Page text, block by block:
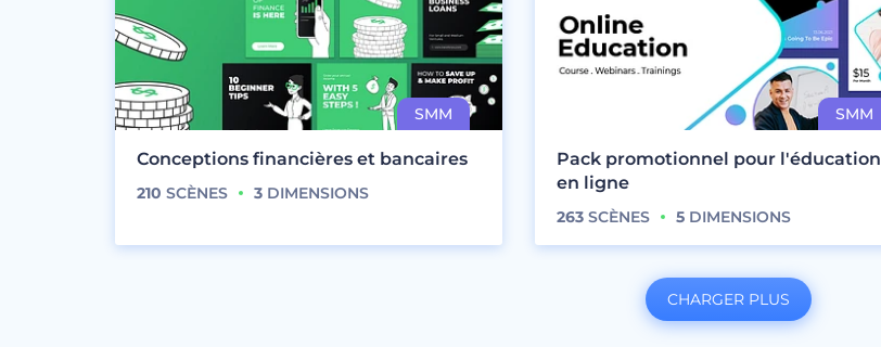
Conceptions financières et bancaires
210 SCÈNES 3 DIMENSIONS
Pack promotionnel pour l'éducation
en ligne
263 SCÈNES 5 DIMENSIONS
CHARGER PLUS